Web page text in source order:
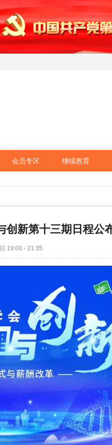
会员专区 继续教育
创新第十三期日程公
19:00 - 21:35